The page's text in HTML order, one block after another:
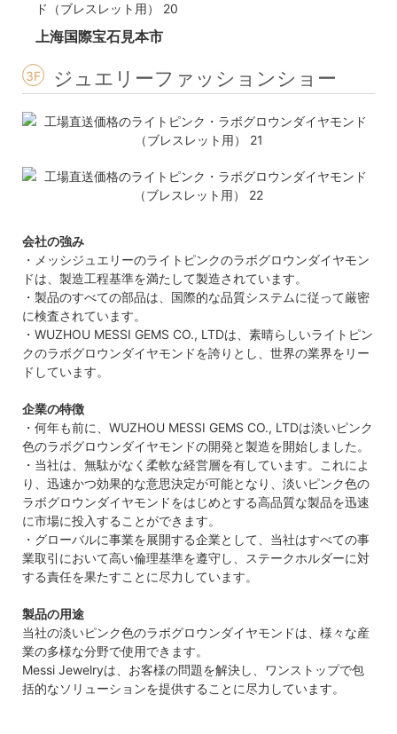
上海国際宝石見本市
3F ジュエリーファッションショー
会社の強み
・メッシジュエリーのライトピンクのラボグロウンダイヤモン
ドは、製造工程基準を満たして製造されています。
・製品のすべての部品は、国際的な品質システムに従って厳密
に検査されています。
・WUZHOU MESSI GEMS CO., LTDは、素晴らしいライトピン
クのラボグロウンダイヤモンドを誇りとし、世界の業界をリー
ドしています。
企業の特徴
・何年も前に、WUZHOU MESSI GEMS CO., LTDは淡いピンク
色のラボグロウンダイヤモンドの開発と製造を開始しました。
・当社は、無駄がなく柔軟な経営層を有しています。これによ
り、迅速かつ効果的な意思決定が可能となり、淡いピンク色の
ラボグロウンダイヤモンドをはじめとする高品質な製品を迅速
に市場に投入することができます。
・グローバルに事業を展開する企業として、当社はすべての事
業取引において高い倫理基準を遵守し、ステークホルダーに対
する責任を果たすことに尽力しています。
製品の用途
当社の淡いピンク色のラボグロウンダイヤモンドは、様々な産
業の多様な分野で使用できます。
Messi Jewelryは、お客様の問題を解決し、ワンストップで包
括的なソリューションを提供することに尽力しています。